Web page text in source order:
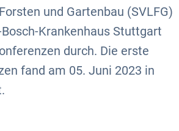
und Gartenbau (SVLFG)
Krankenhaus Stuttgart
durch. Die erste
fand am 05. Juni 2023 in